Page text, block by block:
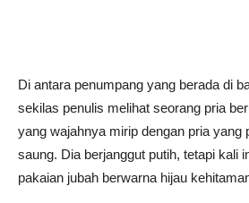
Di antara penumpang yang berada di
sekilas penulis melihat seorang pria
yang wajahnya mirip dengan pria yang
saung. Dia berjanggut putih, tetapi kali
pakaian jubah berwarna hijau